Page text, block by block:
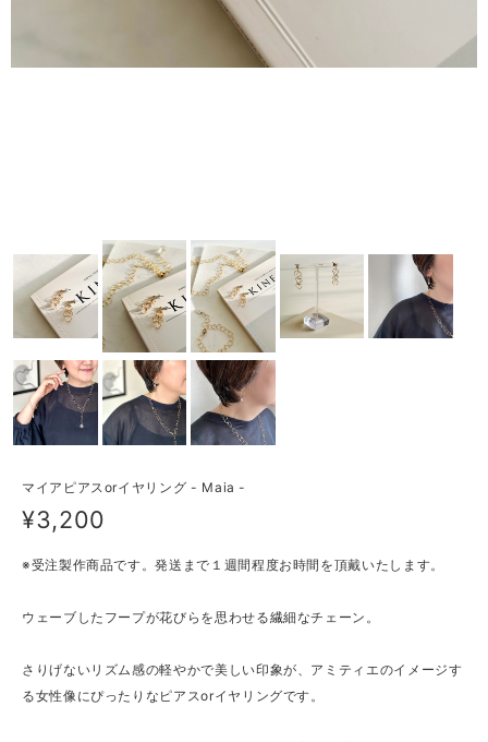
マイアピアスorイヤリング - Maia -
¥3,200
※受注製作商品です。発送まで１週間程度お時間を頂戴いたします。
ウェーブしたフープが花びらを思わせる繊細なチェーン。
さりげないリズム感の軽やかで美しい印象が、アミティエのイメージす
る女性像にぴったりなピアスorイヤリングです。